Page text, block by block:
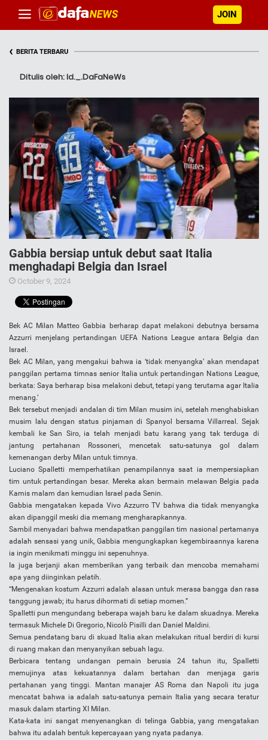
JOIN
‹ BERITA TERBARU
Ditulis oleh: Id._.DaFaNeWs
Gabbia bersiap untuk debut saat Italia
menghadapi Belgia dan Israel
October 9, 2024
Bek AC Milan Matteo Gabbia berharap dapat melakoni debutnya bersama
Azzurri menjelang pertandingan UEFA Nations League antara Belgia dan
Israel.
Bek AC Milan, yang mengakui bahwa ia ‘tidak menyangka’ akan mendapat
panggilan pertama timnas senior Italia untuk pertandingan Nations League,
berkata: Saya berharap bisa melakoni debut, tetapi yang terutama agar Italia
menang.’
Bek tersebut menjadi andalan di tim Milan musim ini, setelah menghabiskan
musim lalu dengan status pinjaman di Spanyol bersama Villarreal. Sejak
kembali ke San Siro, ia telah menjadi batu karang yang tak terduga di
jantung pertahanan Rossoneri, mencetak satu-satunya gol dalam
kemenangan derby Milan untuk timnya.
Luciano Spalletti memperhatikan penampilannya saat ia mempersiapkan
tim untuk pertandingan besar. Mereka akan bermain melawan Belgia pada
Kamis malam dan kemudian Israel pada Senin.
Gabbia mengatakan kepada Vivo Azzurro TV bahwa dia tidak menyangka
akan dipanggil meski dia memang mengharapkannya.
Sambil menyadari bahwa mendapatkan panggilan tim nasional pertamanya
adalah sensasi yang unik, Gabbia mengungkapkan kegembiraannya karena
ia ingin menikmati minggu ini sepenuhnya.
Ia juga berjanji akan memberikan yang terbaik dan mencoba memahami
apa yang diinginkan pelatih.
“Mengenakan kostum Azzurri adalah alasan untuk merasa bangga dan rasa
tanggung jawab; itu harus dihormati di setiap momen.”
Spalletti pun mengundang beberapa wajah baru ke dalam skuadnya. Mereka
termasuk Michele Di Gregorio, Nicolò Pisilli dan Daniel Maldini.
Semua pendatang baru di skuad Italia akan melakukan ritual berdiri di kursi
di ruang makan dan menyanyikan sebuah lagu.
Berbicara tentang undangan pemain berusia 24 tahun itu, Spalletti
memujinya atas kekuatannya dalam bertahan dan menjaga garis
pertahanan yang tinggi. Mantan manajer AS Roma dan Napoli itu juga
mencatat bahwa ia adalah satu-satunya pemain Italia yang secara teratur
masuk dalam starting XI Milan.
Kata-kata ini sangat menyenangkan di telinga Gabbia, yang mengatakan
bahwa itu adalah bentuk kepercayaan yang nyata padanya.